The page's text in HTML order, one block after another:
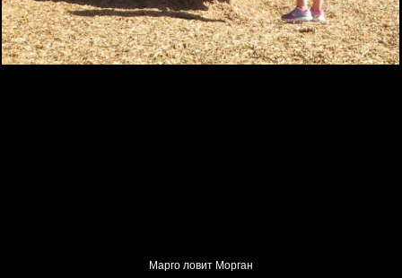
Марго ловит Морган